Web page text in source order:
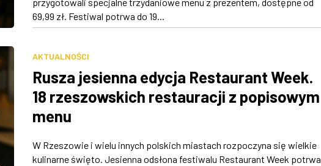
69,99 zł. Festiwal potrwa do 19...
AKTUALNOŚCI
Rusza jesienna edycja Restaurant Week.
18 rzeszowskich restauracji z popisowym
menu
W Rzeszowie i wielu innych polskich miastach rozpoczyna się wielkie
kulinarne święto. Jesienna odsłona festiwalu Restaurant Week potrwa